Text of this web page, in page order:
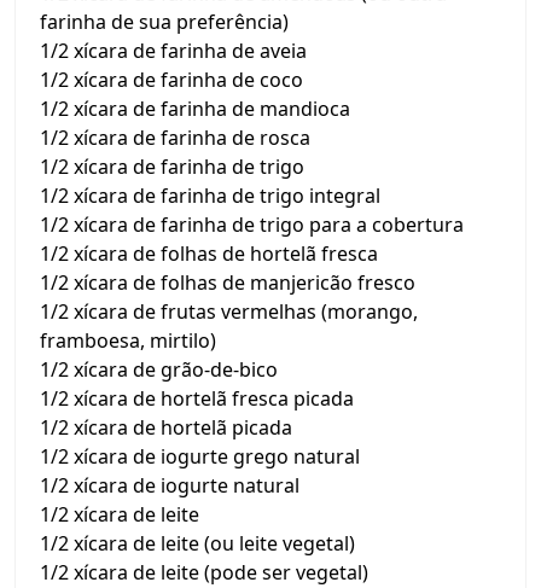
farinha de sua preferência)
1/2 xícara de farinha de aveia
1/2 xícara de farinha de coco
1/2 xícara de farinha de mandioca
1/2 xícara de farinha de rosca
1/2 xícara de farinha de trigo
1/2 xícara de farinha de trigo integral
1/2 xícara de farinha de trigo para a cobertura
1/2 xícara de folhas de hortelã fresca
1/2 xícara de folhas de manjericão fresco
1/2 xícara de frutas vermelhas (morango,
framboesa, mirtilo)
1/2 xícara de grão-de-bico
1/2 xícara de hortelã fresca picada
1/2 xícara de hortelã picada
1/2 xícara de iogurte grego natural
1/2 xícara de iogurte natural
1/2 xícara de leite
1/2 xícara de leite (ou leite vegetal)
1/2 xícara de leite (pode ser vegetal)